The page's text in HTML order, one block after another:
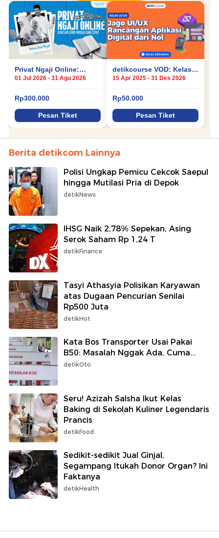
Berita detikcom Lainnya
Polisi Ungkap Pemicu Cekcok Saepul
hingga Mutilasi Pria di Depok
detikNews
IHSG Naik 2,78% Sepekan, Asing
Serok Saham Rp 1,24 T
detikFinance
Tasyi Athasyia Polisikan Karyawan
atas Dugaan Pencurian Senilai
Rp500 Juta
detikHot
Kata Bos Transporter Usai Pakai
B50: Masalah Nggak Ada, Cuma...
detikOto
Seru! Azizah Salsha Ikut Kelas
Baking di Sekolah Kuliner Legendaris
Prancis
detikFood
Sedikit-sedikit Jual Ginjal,
Segampang Itukah Donor Organ? Ini
Faktanya
detikHealth